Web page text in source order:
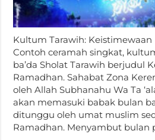
Kultum Tarawih: Keistimewaan
Contoh ceramah singkat,
ba’da Sholat Tarawih berjudul
Ramadhan. Sahabat Zona
oleh Allah Subhanahu Wa Ta
akan memasuki babak bulan
ditunggu oleh umat muslim
Ramadhan. Menyambut bulan